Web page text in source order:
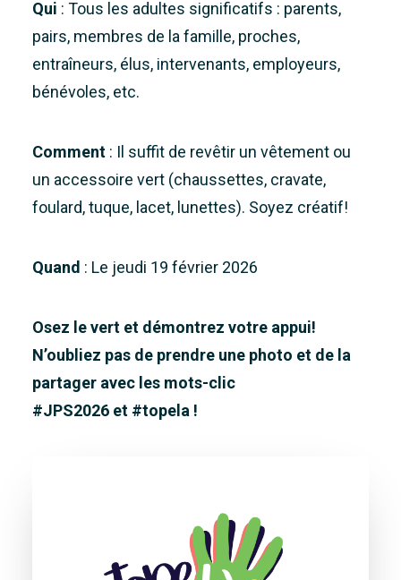
Qui : Tous les adultes significatifs : parents,
pairs, membres de la famille, proches,
entraîneurs, élus, intervenants, employeurs,
bénévoles, etc.
Comment : Il suffit de revêtir un vêtement ou
un accessoire vert (chaussettes, cravate,
foulard, tuque, lacet, lunettes). Soyez créatif!
Quand : Le jeudi 19 février 2026
Osez le vert et démontrez votre appui!
N’oubliez pas de prendre une photo et de la
partager avec les mots-clic
#JPS2026 et #topela !